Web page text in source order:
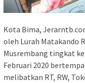
Kota Bima,
oleh Lurah Matakando
Musrembang tingkat
Februari 2020
melibatkan RT, RW,